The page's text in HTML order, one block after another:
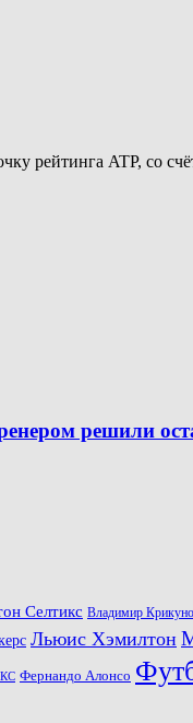
рейтинга ATP, со
решили
Селтикс Владимир
Льюис Хэмилтон
Фернандо Алонсо